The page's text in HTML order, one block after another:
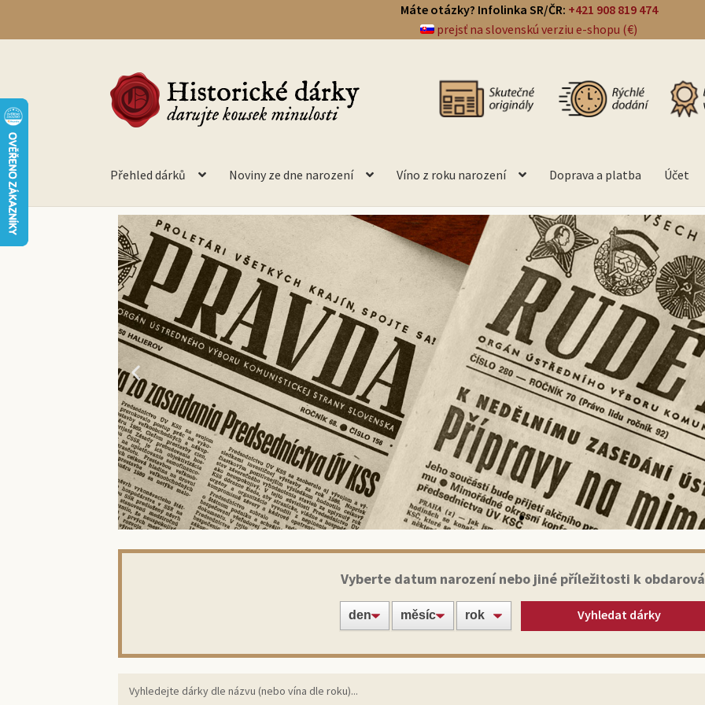
Máte otázky? Infolinka SR/ČR: +421 908 819 474
prejsť na slovenskú verziu e-shopu (€)
Přehled dárků Noviny ze dne narození Víno z roku narození Doprava a platba Účet
Historické noviny
Překvapte své blízké nebo známé jedinečným dárkem:
Vyberte datum narození nebo jiné příležitosti k
Vyhledat dárky